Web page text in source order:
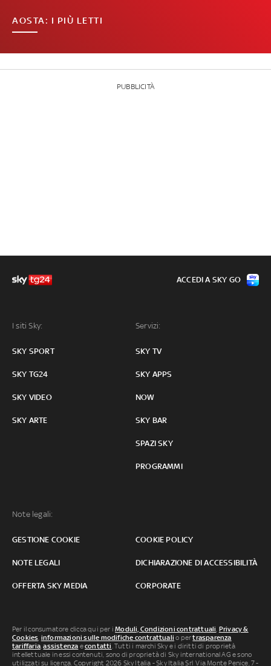
AOSTA: I PIÙ LETTI
PUBBLICITÀ
I siti Sky:
SKY SPORT
SKY TG24
SKY VIDEO
SKY ARTE
Servizi:
SKY TV
SKY APPS
NOW
SKY BAR
SPAZI SKY
PROGRAMMI
Note legali:
GESTIONE COOKIE COOKIE POLICY
NOTE LEGALI DICHIARAZIONE DI ACCESSIBILITÀ
OFFERTA SKY MEDIA CORPORATE
ACCEDI A SKY GO
Per il consumatore clicca qui per iModuli, Condizioni contrattuali, Privacy &
Cookies, informazioni sulle modifiche contrattuali o pertrasparenza
tariffaria,assistenza econtatti. Tutti i marchi Sky e i diritti di proprietà
intellettuale in essi contenuti, sono di proprietà di Sky international AG e sono
utilizzati su licenza. Copyright 2026 Sky Italia - Sky Italia Srl Via Monte Penice, 7 -